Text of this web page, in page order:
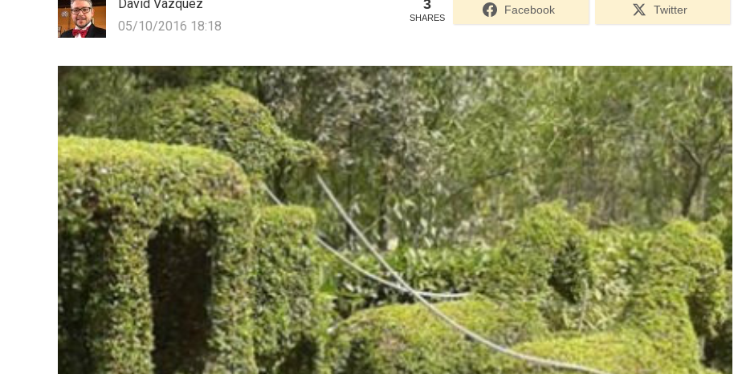
David Vázquez
05/10/2016 18:18
3
SHARES
Facebook Twitter
Formulario de acceso protegido por
Login Lockdown
Recuérdame
ACCEDER
Ultimas entradas